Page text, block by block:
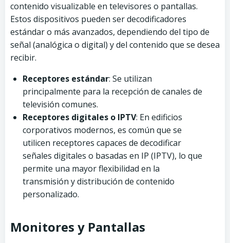
contenido visualizable en televisores o pantallas.
Estos dispositivos pueden ser decodificadores
estándar o más avanzados, dependiendo del tipo de
señal (analógica o digital) y del contenido que se desea
recibir.
Receptores estándar: Se utilizan
principalmente para la recepción de canales de
televisión comunes.
Receptores digitales o IPTV: En edificios
corporativos modernos, es común que se
utilicen receptores capaces de decodificar
señales digitales o basadas en IP (IPTV), lo que
permite una mayor flexibilidad en la
transmisión y distribución de contenido
personalizado.
Monitores y Pantallas